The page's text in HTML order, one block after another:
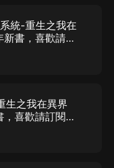
統-重生之我在
書，喜歡請訂
生之我在異界
喜歡請訂閱評